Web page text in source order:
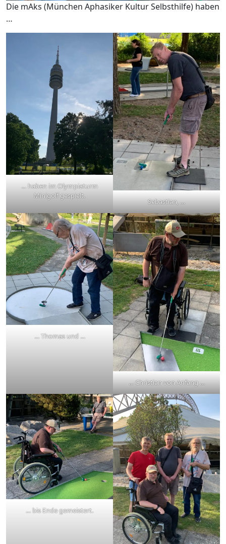
Die mAks (München Aphasiker Kultur Selbsthilfe) haben
…
… haben im Olympiaturm
Minigolf gespielt.
Sebastian, …
… Thomas und …
… Christian von Anfang …
… bis Ende gemeistert.